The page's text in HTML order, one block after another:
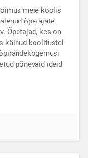
meie koolis
õpetajate
Õpetajad, kes on
käinud koolitustel
põnevaid ideid